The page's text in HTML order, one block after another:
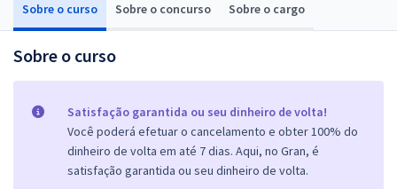
Sobre o curso Sobre o concurso Sobre o cargo
Sobre o curso
Satisfação garantida ou seu dinheiro de volta!
Você poderá efetuar o cancelamento e obter 100% do
dinheiro de volta em até 7 dias. Aqui, no Gran, é
satisfação garantida ou seu dinheiro de volta.